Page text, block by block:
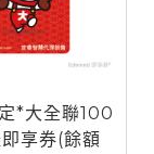
*大全聯100
享券(餘額